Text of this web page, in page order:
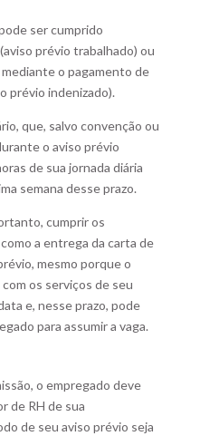
ser cumprido
prévio trabalhado) ou
o pagamento de
prévio indenizado).
que, salvo convenção ou
o aviso prévio
de sua jornada diária
semana desse prazo.
cumprir os
a entrega da carta de
mesmo porque o
os serviços de seu
e, nesse prazo, pode
para assumir a vaga.
o empregado deve
de RH de sua
de seu aviso prévio seja